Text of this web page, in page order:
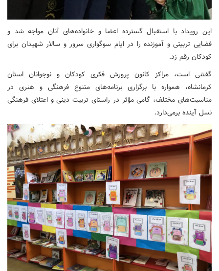
این رویداد با استقبال گسترده اعضا و خانواده‌های آنان مواجه شد و
فضایی تربیتی و آموزنده را در ایام سوگواری سرور و سالار شهیدان برای
کودکان رقم زد.
گفتنی است، مراکز کانون پرورش فکری کودکان و نوجوانان استان
کرمانشاه، همواره با برگزاری برنامه‌های متنوع فرهنگی و هنری در
مناسبت‌های مختلف، گامی مؤثر در راستای تربیت دینی و اعتلای فرهنگی
نسل آینده برمی‌دارد.